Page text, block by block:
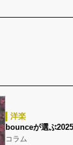
洋楽
bounceが選ぶ
コラム